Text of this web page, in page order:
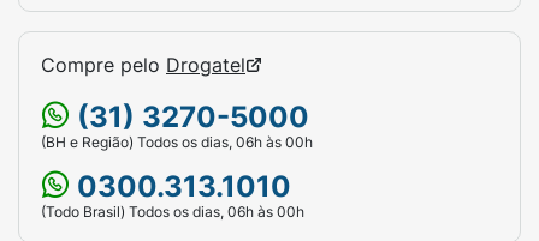
Compre pelo Drogatel
(31) 3270-5000
(BH e Região) Todos os dias, 06h às 00h
0300.313.1010
(Todo Brasil) Todos os dias, 06h às 00h